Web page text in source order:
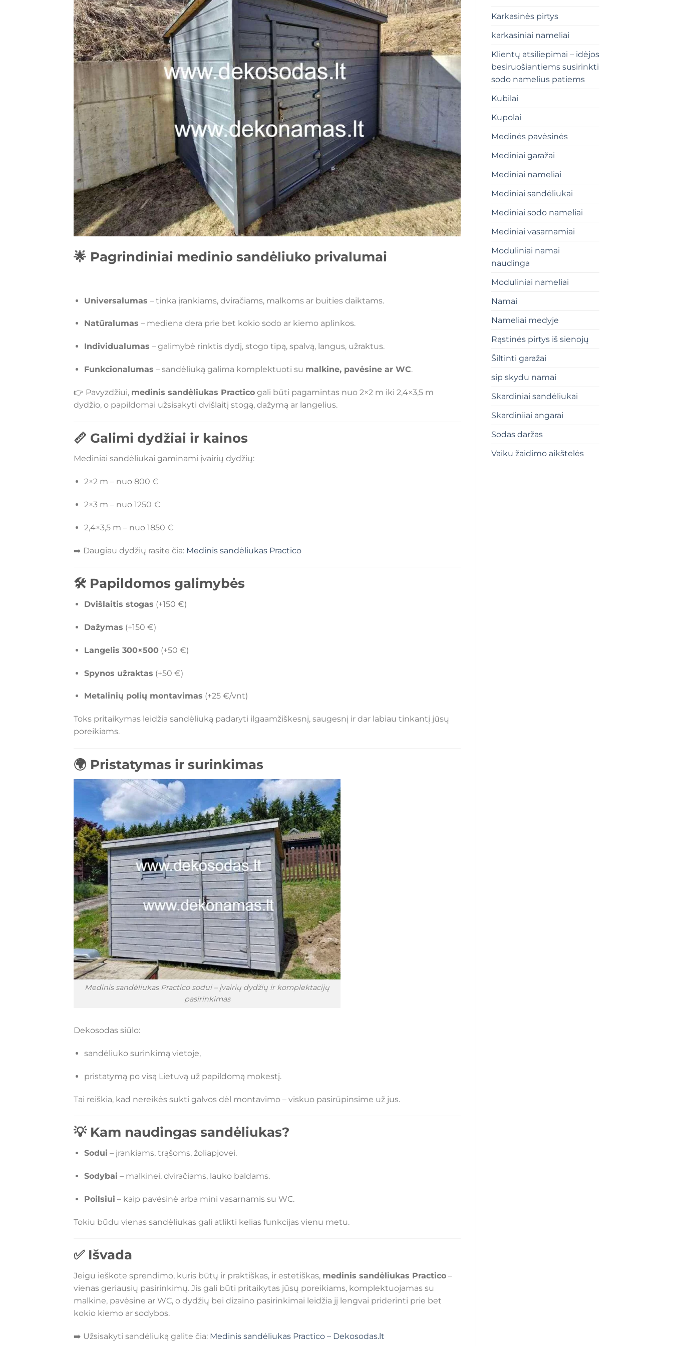
🌟 Pagrindiniai medinio sandėliuko privalumai
Universalumas – tinka įrankiams, dviračiams, malkoms ar buities daiktams.
Natūralumas – mediena dera prie bet kokio sodo ar kiemo aplinkos.
Individualumas – galimybė rinktis dydį, stogo tipą, spalvą, langus, užraktus.
Funkcionalumas – sandėliuką galima komplektuoti su malkine, pavėsine ar WC.
👉 Pavyzdžiui, medinis sandėliukas Practico gali būti pagamintas nuo 2×2 m iki 2,4×3,5 m
dydžio, o papildomai užsisakyti dvišlaitį stogą, dažymą ar langelius.
📏 Galimi dydžiai ir kainos
Mediniai sandėliukai gaminami įvairių dydžių:
2×2 m – nuo 800 €
2×3 m – nuo 1250 €
2,4×3,5 m – nuo 1850 €
➡️ Daugiau dydžių rasite čia: Medinis sandėliukas Practico
🛠️ Papildomos galimybės
Dvišlaitis stogas (+150 €)
Dažymas (+150 €)
Langelis 300×500(+50 €)
Spynos užraktas (+50 €)
Metalinių polių montavimas (+25 €/vnt)
Toks pritaikymas leidžia sandėliuką padaryti ilgaamžiškesnį, saugesnį ir dar labiau tinkantį jūsų
poreikiams.
🌍 Pristatymas ir surinkimas
Medinis sandėliukas Practico sodui – įvairių dydžių ir komplektacijų
pasirinkimas
Dekosodas siūlo:
sandėliuko surinkimą vietoje,
pristatymą po visą Lietuvą už papildomą mokestį.
Tai reiškia, kad nereikės sukti galvos dėl montavimo – viskuo pasirūpinsime už jus.
💡 Kam naudingas sandėliukas?
Sodui – įrankiams, trąšoms, žoliapjovei.
Sodybai – malkinei, dviračiams, lauko baldams.
Poilsiui – kaip pavėsinė arba mini vasarnamis su WC.
Tokiu būdu vienas sandėliukas gali atlikti kelias funkcijas vienu metu.
✅ Išvada
Jeigu ieškote sprendimo, kuris būtų ir praktiškas, ir estetiškas, medinis sandėliukas Practico –
vienas geriausių pasirinkimų. Jis gali būti pritaikytas jūsų poreikiams, komplektuojamas su
malkine, pavėsine ar WC, o dydžių bei dizaino pasirinkimai leidžia jį lengvai priderinti prie bet
kokio kiemo ar sodybos.
➡️ Užsisakyti sandėliuką galite čia: Medinis sandėliukas Practico – Dekosodas.lt
Karkasinės pirtys
karkasiniai nameliai
Klientų atsiliepimai – idėjos
besiruošiantiems susirinkti
sodo namelius patiems
Kubilai
Kupolai
Medinės pavėsinės
Mediniai garažai
Mediniai nameliai
Mediniai sandėliukai
Mediniai sodo nameliai
Mediniai vasarnamiai
Moduliniai namai
naudinga
Moduliniai nameliai
Namai
Nameliai medyje
Rąstinės pirtys iš sienojų
Šiltinti garažai
sip skydu namai
Skardiniai sandėliukai
Skardiniiai angarai
Sodas daržas
Vaiku žaidimo aikštelės